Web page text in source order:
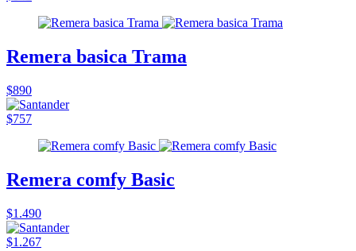
Remera basica Trama
$890
$757
Remera comfy Basic
$1.490
$1.267